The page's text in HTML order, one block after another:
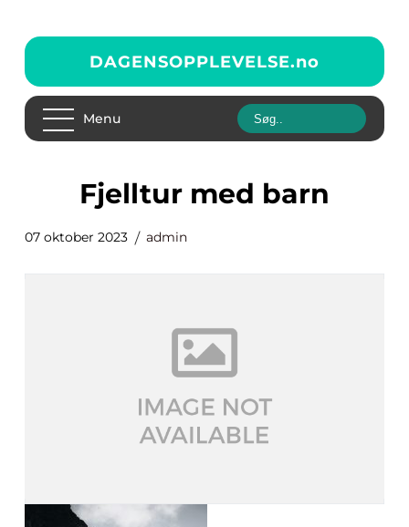
DAGENSOPPLEVELSE.no
Menu
fjelltur med barn
07 oktober 2023 admin